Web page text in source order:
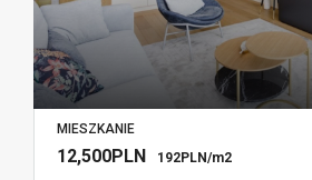
MIESZKANIE
12,500PLN 192PLN/m2